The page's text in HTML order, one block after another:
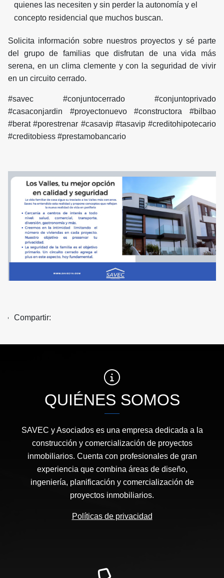
quienes las necesiten y sin perder la autonomía y el
concepto residencial que muchos buscan.
Solicita información sobre nuestros proyectos y sé parte
del grupo de familias que disfrutan de una vida más
serena, en un clima clemente y con la seguridad de vivir
en un circuito cerrado.
#savec #conjuntocerrado #conjuntoprivado
#casaconjardin #proyectonuevo #constructora #bilbao
#berat #porestrenar #casavip #tasavip #creditohipotecario
#creditobiess #prestamobancario
Compartir:
QUIÉNES SOMOS
SAVEC y Asociados es una empresa dedicada a la
construcción y comercialización de proyectos
inmobiliarios. Cuenta con profesionales de gran
experiencia que combina áreas de diseño,
ingeniería, planificación y comercialización de
proyectos inmobiliarios.
Políticas de privacidad